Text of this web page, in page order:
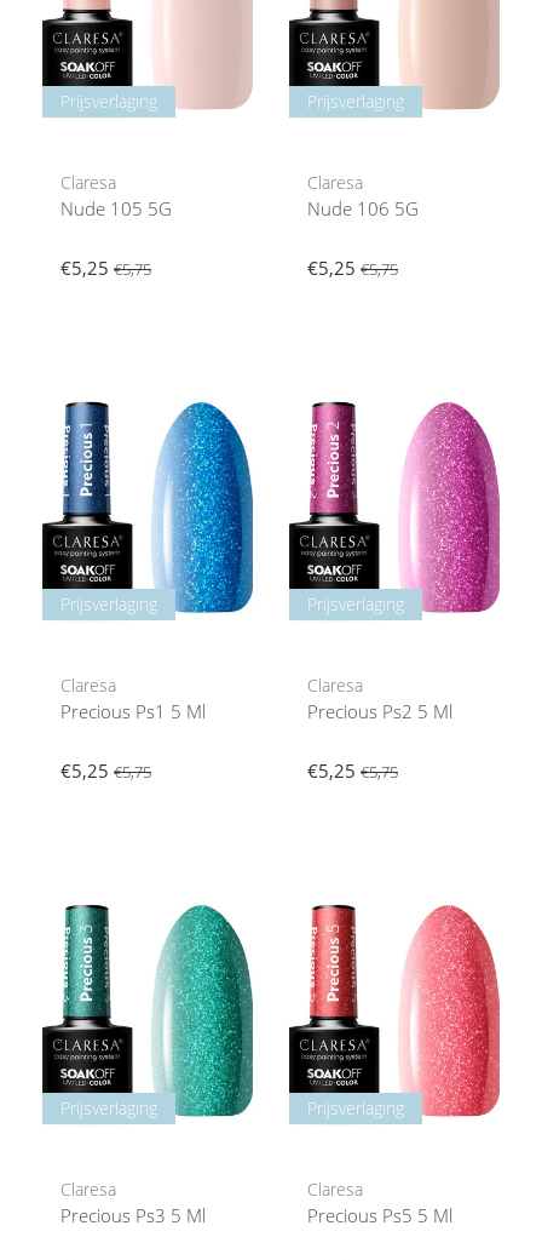
Prijsverlaging
Claresa
Nude 105 5G
€5,25 €5,75
Prijsverlaging
Claresa
Nude 106 5G
€5,25 €5,75
Prijsverlaging
Claresa
Precious Ps1 5 Ml
€5,25 €5,75
Prijsverlaging
Claresa
Precious Ps2 5 Ml
€5,25 €5,75
Prijsverlaging
Claresa
Precious Ps3 5 Ml
Prijsverlaging
Claresa
Precious Ps5 5 Ml